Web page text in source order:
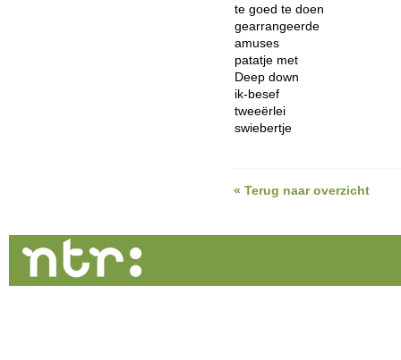
te goed te doen
gearrangeerde
amuses
patatje met
Deep down
ik-besef
tweeërlei
swiebertje
« Terug naar overzicht